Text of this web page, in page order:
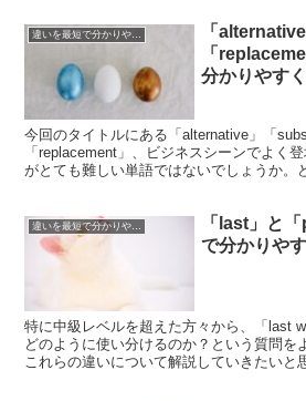
違いを最短で分かりやすく解説！シリーズ
「
「
分かりやす
今回のタイトルにある「alternative」「
「replacement」、ビジネスシーンでよく
がとても難しい単語ではないでしょうか。
違いを最短で分かりやすく解説！シリーズ
「last」と
で分かりや
特に中級レベルを超えた方々から、「last
どのように使い分けるのか？という質問を
これらの違いについて解説していきたいと